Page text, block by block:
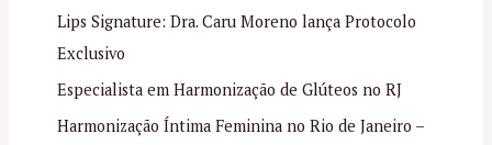
Lips Signature: Dra. Caru Moreno lança Protocolo
Exclusivo
Especialista em Harmonização de Glúteos no RJ
Harmonização Íntima Feminina no Rio de Janeiro –